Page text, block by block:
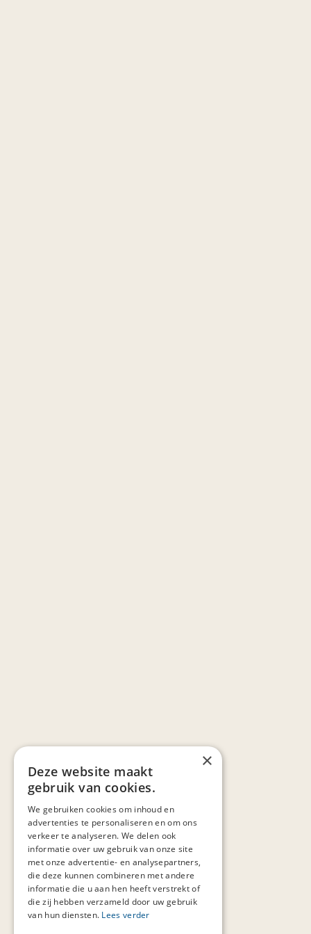
×
Deze website maakt
gebruik van cookies.
We gebruiken cookies om inhoud en
advertenties te personaliseren en om ons
verkeer te analyseren. We delen ook
informatie over uw gebruik van onze site
met onze advertentie- en analysepartners,
die deze kunnen combineren met andere
informatie die u aan hen heeft verstrekt of
die zij hebben verzameld door uw gebruik
van hun diensten. Lees verder